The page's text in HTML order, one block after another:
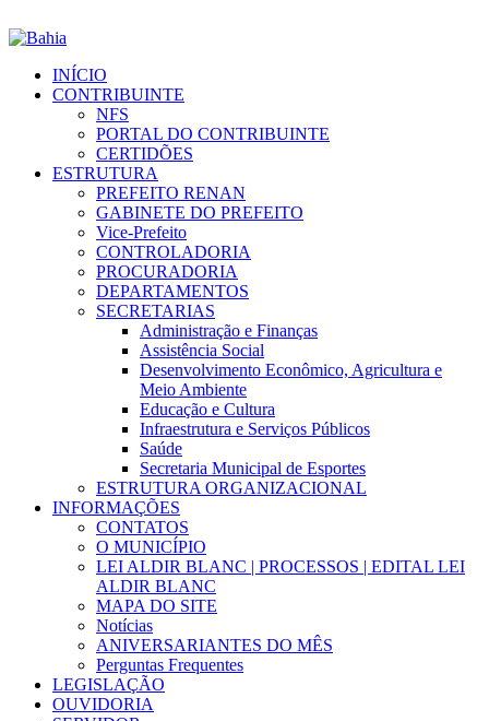
INÍCIO
CONTRIBUINTE
NFS
PORTAL DO CONTRIBUINTE
CERTIDÕES
ESTRUTURA
PREFEITO RENAN
GABINETE DO PREFEITO
Vice-Prefeito
CONTROLADORIA
PROCURADORIA
DEPARTAMENTOS
SECRETARIAS
Administração e Finanças
Assistência Social
Desenvolvimento Econômico, Agricultura e
Meio Ambiente
Educação e Cultura
Infraestrutura e Serviços Públicos
Saúde
Secretaria Municipal de Esportes
ESTRUTURA ORGANIZACIONAL
INFORMAÇÕES
CONTATOS
O MUNICÍPIO
LEI ALDIR BLANC | PROCESSOS | EDITAL LEI
ALDIR BLANC
MAPA DO SITE
Notícias
ANIVERSARIANTES DO MÊS
Perguntas Frequentes
LEGISLAÇÃO
OUVIDORIA